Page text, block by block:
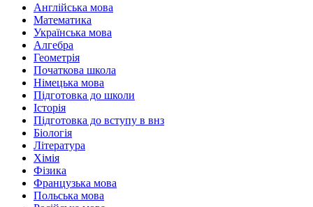
Англійська мова
Математика
Українська мова
Алгебра
Геометрія
Початкова школа
Німецька мова
Підготовка до школи
Історія
Підготовка до вступу в внз
Біологія
Література
Хімія
Фізика
Французька мова
Польська мова